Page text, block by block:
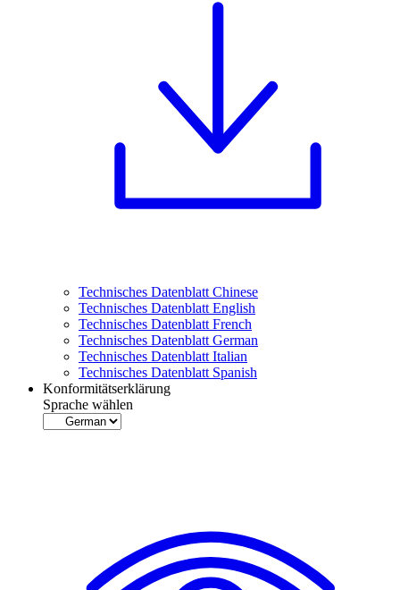
Technisches Datenblatt Chinese
Technisches Datenblatt English
Technisches Datenblatt French
Technisches Datenblatt German
Technisches Datenblatt Italian
Technisches Datenblatt Spanish
Konformitätserklärung
Sprache wählen